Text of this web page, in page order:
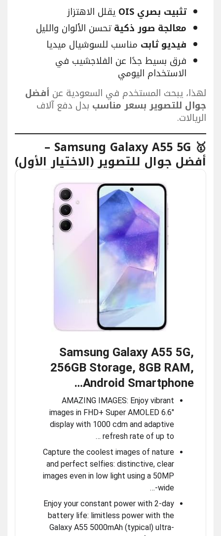
تثبيت بصري OIS
يقلل الاهتزاز
معالجة صور ذكيةتحسن الألوان والليل
فيديو ثابت مناسب للسوشيال ميديا
فرق بسيط جدًا عن الفلاجشيب في
الاستخدام اليومي
لهذا، يبحث المستخدم في السعودية عن أفضل
جوال للتصوير بسعر مناسب بدل دفع آلاف
الريالات.
🥇 Samsung Galaxy A55 5G –
أفضل جوال للتصوير (الاختيار الأول)
Samsung Galaxy A55 5G,
256GB Storage, 8GB RAM,
Android Smartphone…
AMAZING IMAGES: Enjoy vibrant
images in FHD+ Super AMOLED 6.6″
display with 1000 cdm and adaptive
refresh rate of up to …
Capture the coolest images of nature
and perfect selfies: distinctive, clear
images even in low light using a 50MP
wide-…
Enjoy your constant power with 2-day
battery life: limitless power with the
Galaxy A55 5000mAh (typical) ultra-